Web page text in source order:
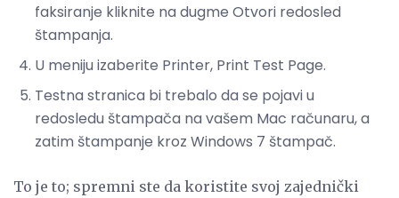
faksiranje kliknite na dugme Otvori redosled
štampanja.
U meniju izaberite Printer, Print Test Page.
Testna stranica bi trebalo da se pojavi u
redosledu štampača na vašem Mac računaru, a
zatim štampanje kroz Windows 7 štampač.
To je to; spremni ste da koristite svoj zajednički